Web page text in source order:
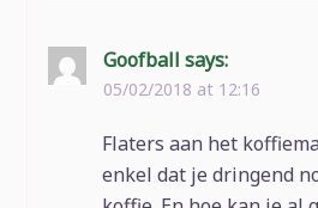
Goofball says:
05/02/2018 at 12:16
Flaters aan het
enkel dat je dringend